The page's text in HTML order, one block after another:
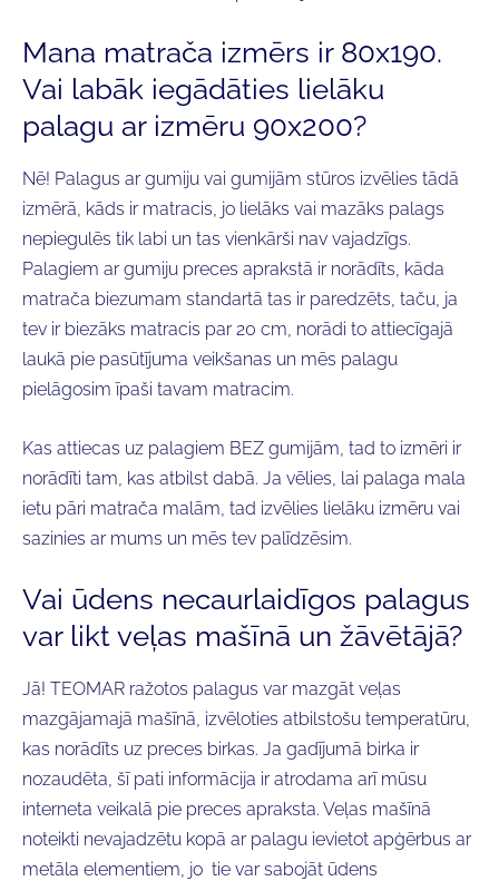
Mana matrača izmērs ir 80x190.
Vai labāk iegādāties lielāku
palagu ar izmēru 90x200?
Nē! Palagus ar gumiju vai gumijām stūros izvēlies tādā
izmērā, kāds ir matracis, jo lielāks vai mazāks palags
nepiegulēs tik labi un tas vienkārši nav vajadzīgs.
Palagiem ar gumiju preces aprakstā ir norādīts, kāda
matrača biezumam standartā tas ir paredzēts, taču, ja
tev ir biezāks matracis par 20 cm, norādi to attiecīgajā
laukā pie pasūtījuma veikšanas un mēs palagu
pielāgosim īpaši tavam matracim.
Kas attiecas uz palagiem BEZ gumijām, tad to izmēri ir
norādīti tam, kas atbilst dabā. Ja vēlies, lai palaga mala
ietu pāri matrača malām, tad izvēlies lielāku izmēru vai
sazinies ar mums un mēs tev palīdzēsim.
Vai ūdens necaurlaidīgos palagus
var likt veļas mašīnā un žāvētājā?
Jā! TEOMAR ražotos palagus var mazgāt veļas
mazgājamajā mašīnā, izvēloties atbilstošu temperatūru,
kas norādīts uz preces birkas. Ja gadījumā birka ir
nozaudēta, šī pati informācija ir atrodama arī mūsu
interneta veikalā pie preces apraksta. Veļas mašīnā
noteikti nevajadzētu kopā ar palagu ievietot apģērbus ar
metāla elementiem, jo tie var sabojāt ūdens